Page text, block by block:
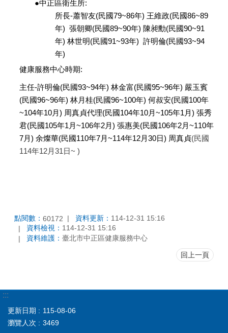
●中正區衛生所:
所長­­­-蕭智友(民國79~86年) 王維政(民國86~89
年) 張朝卿(民國89~90年) 陳昶勳(民國90~91
年) 林世明(民國91~93年) 許明倫(民國93~94
年)
健康服務中心時期:
主任-許明倫(民國93~94年) 林金富(民國95~96年) 嚴玉賓
(民國96~96年) 林月桂(民國96~100年) 何叔安(民國100年
~104年10月) 周真貞代理(民國104年10月~105年1月) 張秀
君(民國105年1月~106年2月) 張惠美(民國106年2月~110年
7月) 余燦華(民國110年7月~114年12月30日) 周真貞(民國
114年12月31日~ )
點閱數： 60172 資料更新： 114-12-31 15:16
資料檢視： 114-12-31 15:16
資料維護： 臺北市中正區健康服務中心
回上一頁
:::
更新日期
115-08-06
瀏覽人次
3469